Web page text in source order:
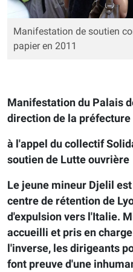
Manifestation de soutien
papier en 2011
Manifestation du Palais
direction de la préfecture
à l'appel du collectif
soutien de Lutte ouvrière
Le jeune mineur Djelil
centre de rétention de
d'expulsion vers l'Italie.
accueilli et pris en
l'inverse, les dirigeants
font preuve d'une